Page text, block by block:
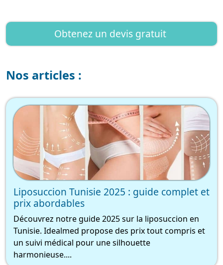
Obtenez un devis gratuit
Nos articles :
Liposuccion Tunisie 2025 : guide complet et
prix abordables
Découvrez notre guide 2025 sur la liposuccion en
Tunisie. Idealmed propose des prix tout compris et
un suivi médical pour une silhouette
harmonieuse....